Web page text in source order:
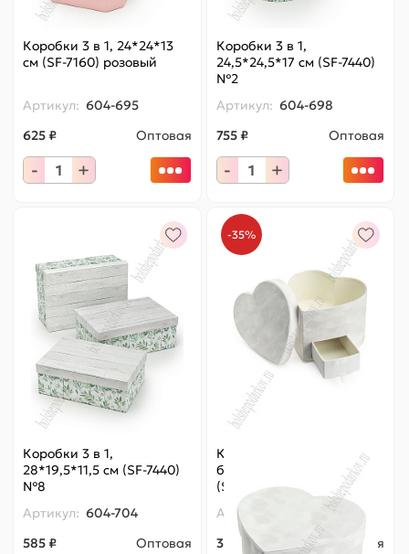
Коробки 3 в 1, 24*24*13
см (SF-7160) розовый
Артикул: 604-695
625 ₽
Оптовая
- +
Коробки 3 в 1,
24,5*24,5*17 см (SF-7440)
№2
Артикул: 604-698
755 ₽
Оптовая
- +
Коробки 3 в 1,
28*19,5*11,5 см (SF-7440)
№8
Артикул: 604-704
585 ₽
Оптовая
-35%
Коробка сердечко,
бархатная 20*20*15 см
(SF-7436) белый
Артикул:
604-598
321.75 ₽
495 ₽ Оптовая